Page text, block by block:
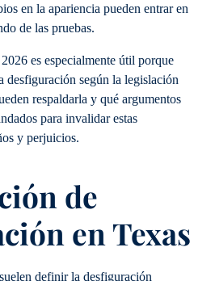
en la apariencia pueden entrar en
de las pruebas.
es especialmente útil porque
desfiguración según la legislación
respaldarla y qué argumentos
para invalidar estas
y perjuicios.
de
en Texas
definir la desfiguración